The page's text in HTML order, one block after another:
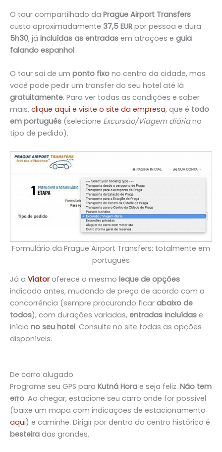
O tour compartilhado da Prague Airport Transfers
custa aproximadamente 37,5 EUR por pessoa e dura
5h30, já incluídas as entradas em atrações e guia
falando espanhol.
O tour sai de um ponto fixo no centro da cidade, mas
você pode pedir um transfer do seu hotel até lá
gratuitamente. Para ver todas as condições e saber
mais, clique aqui e visite o site da empresa, que é todo
em português (selecione Excursão/Viagem diáriano
tipo de pedido).
Formulário da Prague Airport Transfers: totalmente em
português
Já a Viatoroferece o mesmo leque de opções
indicado antes, mudando de preço de acordo com a
concorrência (sempre procurando ficar abaixo de
todos), com durações variadas, entradas incluídas e
início no seu hotel. Consulte no site todas as opções
disponíveis.
De carro alugado
Programe seu GPS para Kutná Hora e seja feliz. Não tem
erro. Ao chegar, estacione seu carro onde for possível
(baixe um mapa com indicações de estacionamento
aqui) e caminhe. Dirigir por dentro do centro histórico é
besteira das grandes.